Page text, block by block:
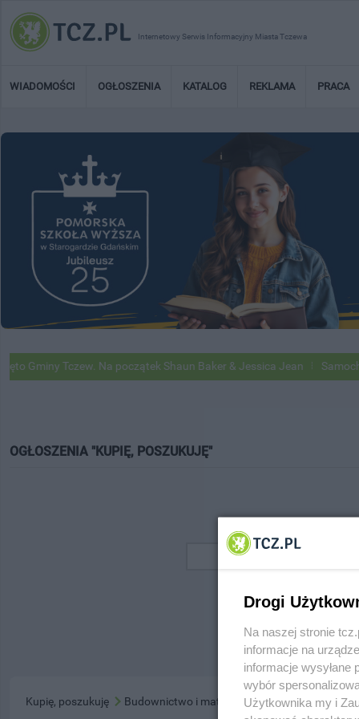
Internetowy Serwis Informacyjny Miasta Tczewa
WIADOMOŚCI OGŁOSZENIA KATALOG REKLAMA PRACA
Gminy Tczew. Na początek Shaun Baker & Jessica Jean
OGŁOSZENIA "KUPIĘ, POSZUKUJĘ"
Kupię, poszukuję Budownictwo i materiały
Drogi
Na naszej stronie
informacje na
informacje wysyłane
wybór
Użytkownika my i